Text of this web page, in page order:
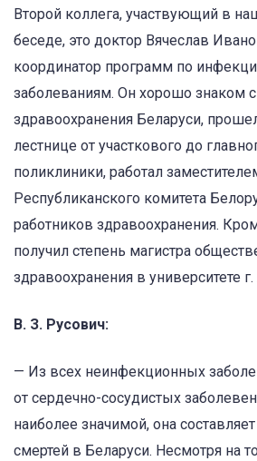
Второй коллега, участвующий в
беседе, это доктор Вячеслав
координатор программ по
заболеваниям. Он хорошо знаком
здравоохранения Беларуси,
лестнице от участкового до
поликлиники, работал
Республиканского комитета
работников здравоохранения.
получил степень магистра
здравоохранения в университете
В. З. Русович:
— Из всех неинфекционных
от сердечно-сосудистых
наиболее значимой, она
смертей в Беларуси. Несмотря на